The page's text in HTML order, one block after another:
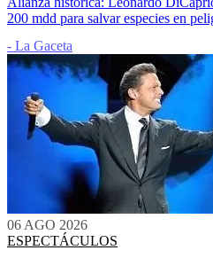
200 mdd para salvar especies en
- La Gaceta
06 AGO 2026
ESPECTÁCULOS